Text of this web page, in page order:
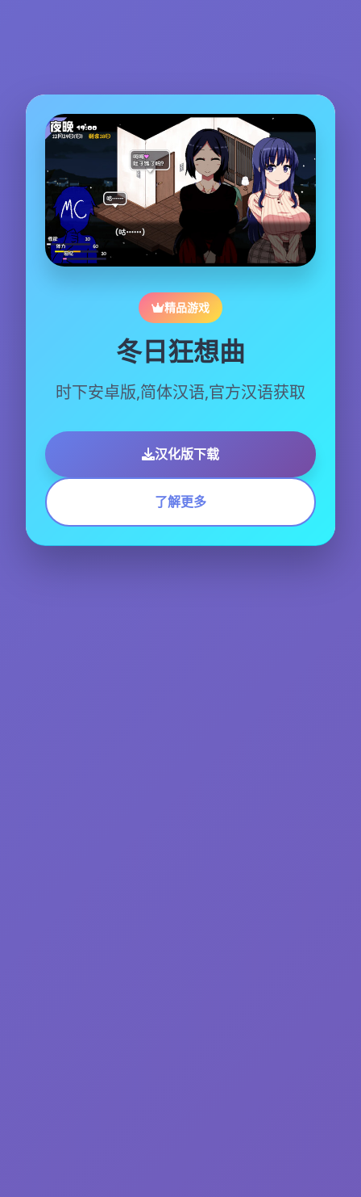
精品游戏
冬日狂想曲
时下安卓版,简体汉语,官方汉语获取
汉化版下载
了解更多